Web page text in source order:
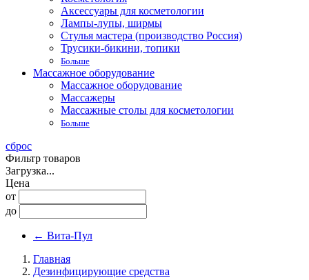
Аксессуары для косметологии
Лампы-лупы, ширмы
Стулья мастера (производство Россия)
Трусики-бикини, топики
Больше
Массажное оборудование
Массажное оборудование
Массажеры
Массажные столы для косметологии
Больше
сброс
Фильтр товаров
Загрузка...
Цена
от
до
← Вита-Пул
Главная
Дезинфицирующие средства